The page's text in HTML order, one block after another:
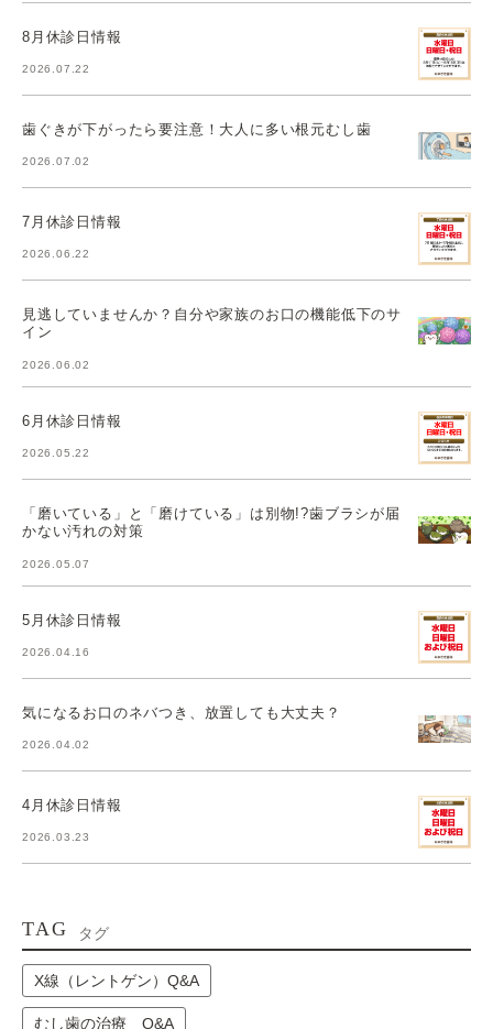
8月休診日情報
2026.07.22
歯ぐきが下がったら要注意！大人に多い根元むし歯
2026.07.02
7月休診日情報
2026.06.22
見逃していませんか？自分や家族のお口の機能低下のサ
イン
2026.06.02
6月休診日情報
2026.05.22
「磨いている」と「磨けている」は別物!?歯ブラシが届
かない汚れの対策
2026.05.07
5月休診日情報
2026.04.16
気になるお口のネバつき、放置しても大丈夫？
2026.04.02
4月休診日情報
2026.03.23
TAG タグ
X線（レントゲン）Q&A
むし歯の治療 Q&A